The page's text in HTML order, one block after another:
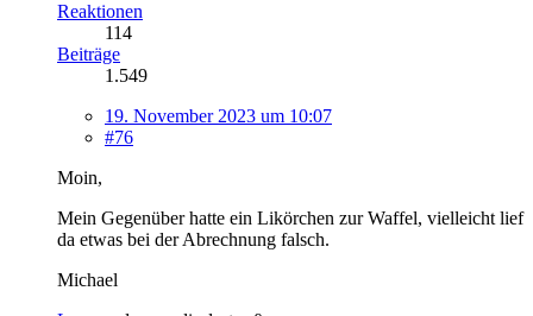
Reaktionen
114
Beiträge
1.549
19. November 2023 um 10:07
#76
Moin,
Mein Gegenüber hatte ein Likörchen zur Waffel, vielleicht lief
da etwas bei der Abrechnung falsch.
Michael